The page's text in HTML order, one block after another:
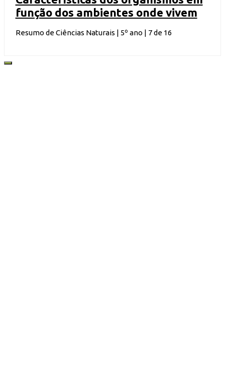
função dos ambientes onde vivem
Resumo de Ciências Naturais | 5º ano | 7 de 16